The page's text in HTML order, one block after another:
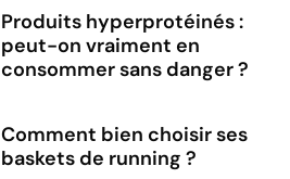
Produits hyperprotéinés :
peut-on vraiment en
consommer sans danger ?
Comment bien choisir ses
baskets de running ?